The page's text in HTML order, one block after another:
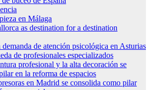
en Málaga
as destination for a destination
de atención psicológica en Asturias
de profesionales especializados
profesional y la alta decoración se
en la reforma de espacios
en Madrid se consolida como pilar